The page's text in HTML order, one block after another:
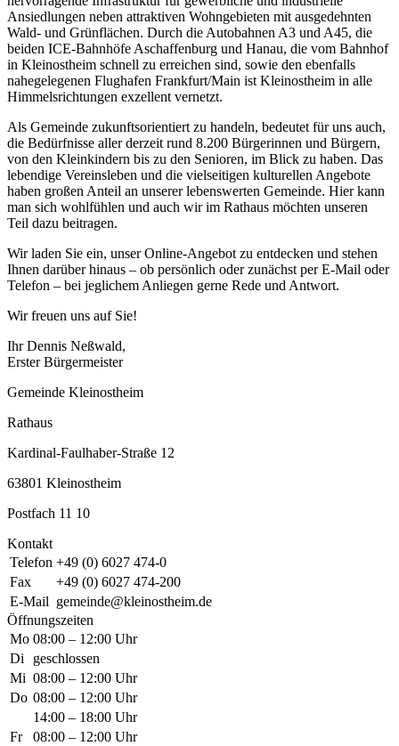
Ansiedlungen neben attraktiven Wohngebieten mit ausgedehnten
Wald- und Grünflächen. Durch die Autobahnen A3 und A45, die
beiden ICE-Bahnhöfe Aschaffenburg und Hanau, die vom Bahnhof
in Kleinostheim schnell zu erreichen sind, sowie den ebenfalls
nahegelegenen Flughafen Frankfurt/Main ist Kleinostheim in alle
Himmelsrichtungen exzellent vernetzt.
Als Gemeinde zukunftsorientiert zu handeln, bedeutet für uns auch,
die Bedürfnisse aller derzeit rund 8.200 Bürgerinnen und Bürgern,
von den Kleinkindern bis zu den Senioren, im Blick zu haben. Das
lebendige Vereinsleben und die vielseitigen kulturellen Angebote
haben großen Anteil an unserer lebenswerten Gemeinde. Hier kann
man sich wohlfühlen und auch wir im Rathaus möchten unseren
Teil dazu beitragen.
Wir laden Sie ein, unser Online-Angebot zu entdecken und stehen
Ihnen darüber hinaus – ob persönlich oder zunächst per E-Mail oder
Telefon – bei jeglichem Anliegen gerne Rede und Antwort.
Wir freuen uns auf Sie!
Ihr Dennis Neßwald,
Erster Bürgermeister
Gemeinde Kleinostheim
Rathaus
Kardinal-Faulhaber-Straße 12
63801 Kleinostheim
Postfach 11 10
Kontakt
Telefon +49 (0) 6027 474-0
Fax
+49 (0) 6027 474-200
E-Mail gemeinde@kleinostheim.de
Öffnungszeiten
Mo 08:00 – 12:00 Uhr
Di
geschlossen
Mi 08:00 – 12:00 Uhr
Do 08:00 – 12:00 Uhr
14:00 – 18:00 Uhr
Fr
08:00 – 12:00 Uhr